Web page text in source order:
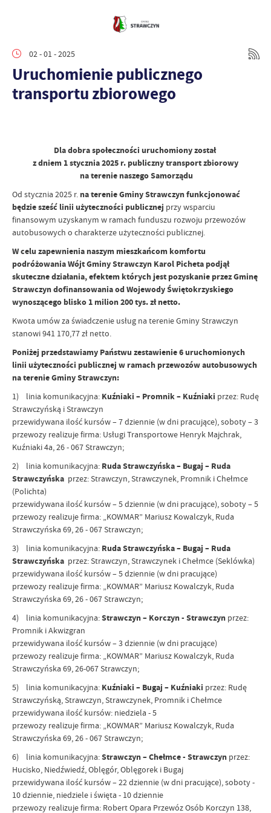
02 - 01 - 2025
Uruchomienie publicznego
transportu zbiorowego
Dla dobra społeczności uruchomiony został
z dniem 1 stycznia 2025 r. publiczny transport zbiorowy
na terenie naszego Samorządu
Od stycznia 2025 r. na terenie Gminy Strawczyn funkcjonować
będzie sześć linii użyteczności publicznej przy wsparciu
finansowym uzyskanym w ramach funduszu rozwoju przewozów
autobusowych o charakterze użyteczności publicznej.
W celu zapewnienia naszym mieszkańcom komfortu
podróżowania Wójt Gminy Strawczyn Karol Picheta podjął
skuteczne działania, efektem których jest pozyskanie przez Gminę
Strawczyn dofinansowania od Wojewody Świętokrzyskiego
wynoszącego blisko 1 milion 200 tys. zł netto.
Kwota umów za świadczenie usług na terenie Gminy Strawczyn
stanowi 941 170,77 zł netto.
Poniżej przedstawiamy Państwu zestawienie 6 uruchomionych
linii użyteczności publicznej w ramach przewozów autobusowych
na terenie Gminy Strawczyn:
1) linia komunikacyjna: Kuźniaki – Promnik – Kuźniaki przez: Rudę
Strawczyńską i Strawczyn
przewidywana ilość kursów – 7 dziennie (w dni pracujące), soboty – 3
przewozy realizuje firma: Usługi Transportowe Henryk Majchrak,
Kuźniaki 4a, 26 - 067 Strawczyn;
2) linia komunikacyjna: Ruda Strawczyńska – Bugaj – Ruda
Strawczyńska przez: Strawczyn, Strawczynek, Promnik i Chełmce
(Polichta)
przewidywana ilość kursów – 5 dziennie (w dni pracujące), soboty – 5
przewozy realizuje firma: „KOWMAR” Mariusz Kowalczyk, Ruda
Strawczyńska 69, 26 - 067 Strawczyn;
3) linia komunikacyjna: Ruda Strawczyńska – Bugaj – Ruda
Strawczyńska przez: Strawczyn, Strawczynek i Chełmce (Seklówka)
przewidywana ilość kursów – 5 dziennie (w dni pracujące)
przewozy realizuje firma: „KOWMAR” Mariusz Kowalczyk, Ruda
Strawczyńska 69, 26 - 067 Strawczyn;
4) linia komunikacyjna:Strawczyn – Korczyn - Strawczyn przez:
Promnik i Akwizgran
przewidywana ilość kursów – 3 dziennie (w dni pracujące)
przewozy realizuje firma: „KOWMAR” Mariusz Kowalczyk, Ruda
Strawczyńska 69, 26-067 Strawczyn;
5) linia komunikacyjna: Kuźniaki – Bugaj – Kuźniaki przez: Rudę
Strawczyńską, Strawczyn, Strawczynek, Promnik i Chełmce
przewidywana ilość kursów: niedziela - 5
przewozy realizuje firma: „KOWMAR” Mariusz Kowalczyk, Ruda
Strawczyńska 69, 26 - 067 Strawczyn;
6) linia komunikacyjna:Strawczyn – Chełmce - Strawczyn przez:
Hucisko, Niedźwiedź, Oblęgór, Oblęgorek i Bugaj
przewidywana ilość kursów – 22 dziennie (w dni pracujące), soboty -
10 dziennie, niedziele i święta - 10 dziennie
przewozy realizuje firma: Robert Opara Przewóz Osób Korczyn 138,